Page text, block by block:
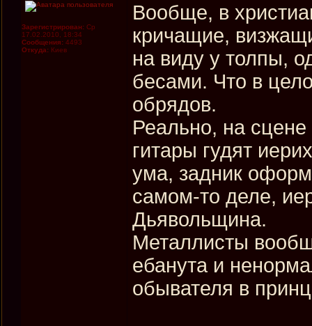
Зарегистрирован: Ср
17.02.2010, 18:34
Сообщения: 4493
Откуда: Киев
Вообще, в
кричащие,
на виду у толпы,
бесами. Что в
обрядов.
Реально, на
гитары гудят
ума, задник
самом-то деле,
Дьявольщина.
Металлисты
ебанута и
обывателя в